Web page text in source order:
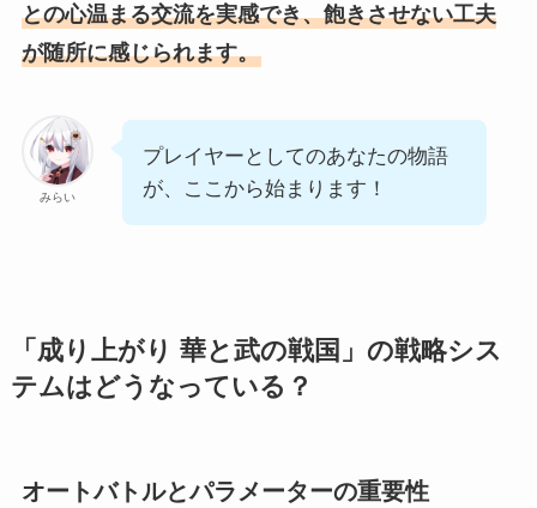
との心温まる交流を実感でき、飽きさせない工夫
が随所に感じられます。
みらい
プレイヤーとしてのあなたの物語
が、ここから始まります！
「成り上がり 華と武の戦国」の戦略シス
テムはどうなっている？
オートバトルとパラメーターの重要性